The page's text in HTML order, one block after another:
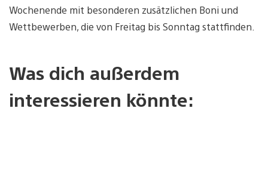
Wochenende mit besonderen zusätzlichen Boni und
Wettbewerben, die von Freitag bis Sonntag stattfinden.
Was dich außerdem
interessieren könnte: